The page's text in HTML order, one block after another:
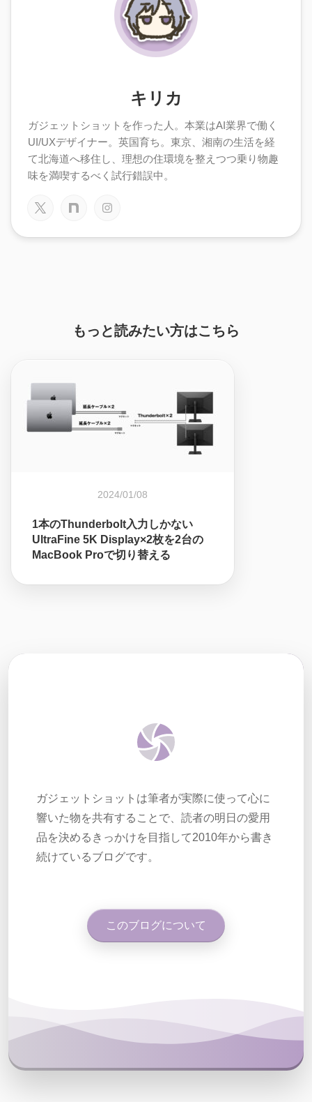
キリカ
ガジェットショットを作った人。本業はAI業界で働く
UI/UXデザイナー。英国育ち。東京、湘南の生活を経
て北海道へ移住し、理想の住環境を整えつつ乗り物趣
味を満喫するべく試行錯誤中。
もっと読みたい方はこちら
2024/01/08
1本のThunderbolt入力しかない
UltraFine 5K Display×2枚を2台の
MacBook Proで切り替える
ガジェットショットは筆者が実際に使って心に
響いた物を共有することで、読者の明日の愛用
品を決めるきっかけを目指して2010年から書き
続けているブログです。
このブログについて